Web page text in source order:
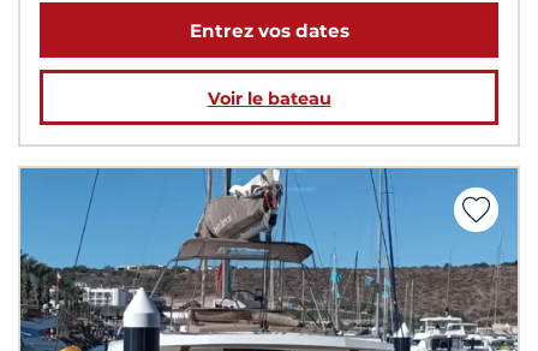
Entrez vos dates
Voir le bateau